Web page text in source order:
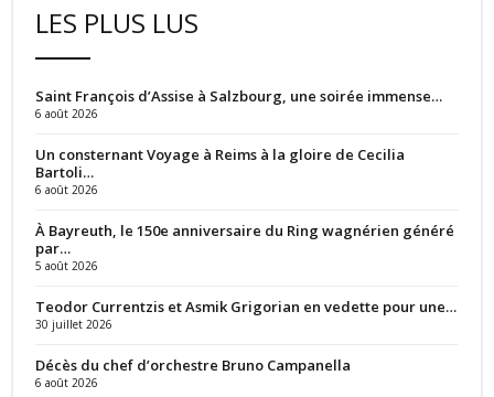
LES PLUS LUS
Saint François d’Assise à Salzbourg, une soirée immense…
6 août 2026
Un consternant Voyage à Reims à la gloire de Cecilia
Bartoli…
6 août 2026
À Bayreuth, le 150e anniversaire du Ring wagnérien généré
par…
5 août 2026
Teodor Currentzis et Asmik Grigorian en vedette pour une…
30 juillet 2026
Décès du chef d’orchestre Bruno Campanella
6 août 2026